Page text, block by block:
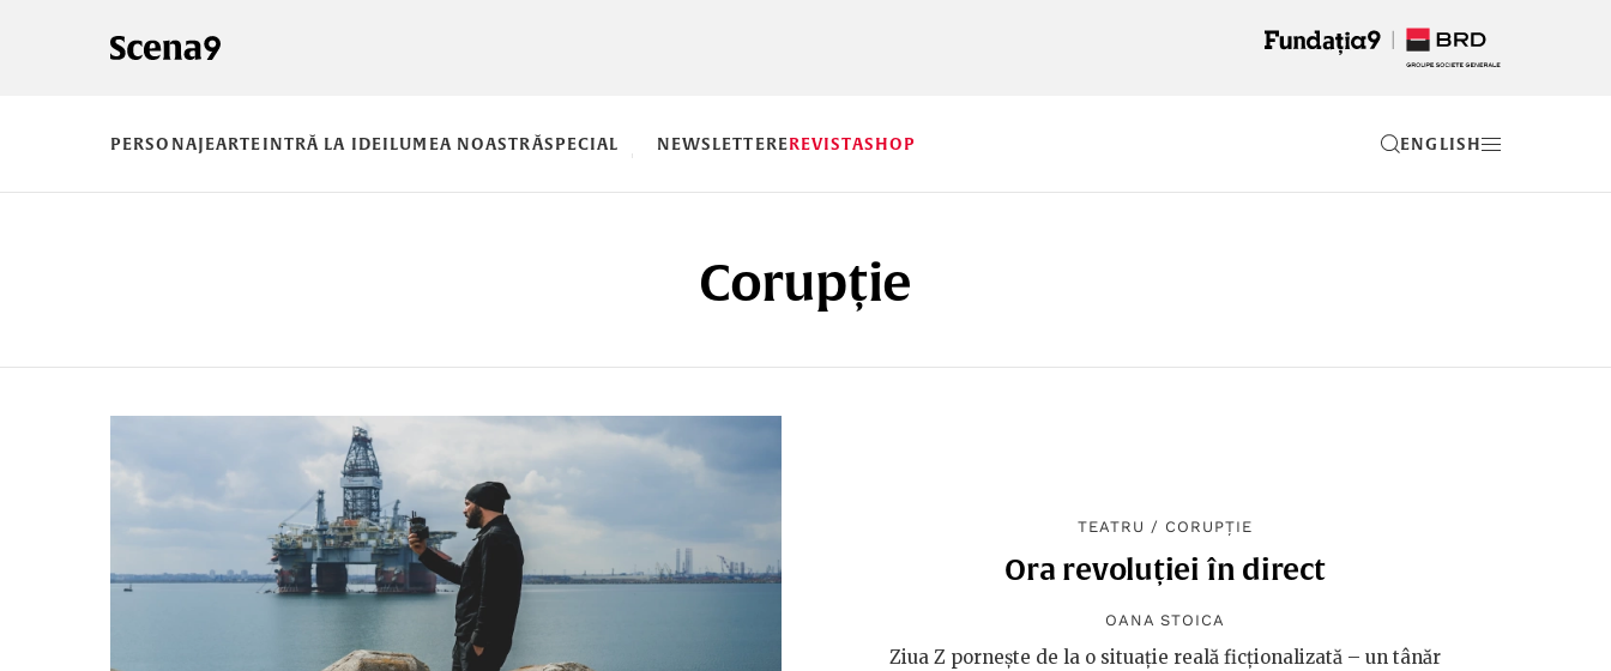
PERSONAJEARTEINTRĂ LA IDEILUMEA NOASTRĂSPECIAL NEWSLETTEREREVISTASHOP EN
Corupție
TEATRU / CORUPȚIE
Ora revoluției în direct
OANA STOICA
Ziua Z pornește de la o situație reală ficționalizată – un tânăr